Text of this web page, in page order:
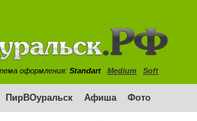
оформления: Standart Medium Soft
ПирВОуральск Афиша Фото